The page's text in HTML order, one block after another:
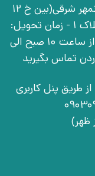
تهران، خ انقلاب، خ 12 فروردین، خ روانمهر شرقی(بین خ 12
فروردین و خ فخر رازی)، بن‌بست اوّل، پلاک 1 - زمان تحویل:
شنبه تا چهارشنبه به جز روزهای تعطیل از ساعت 10 صبح الی
از طریق پنل کاربری